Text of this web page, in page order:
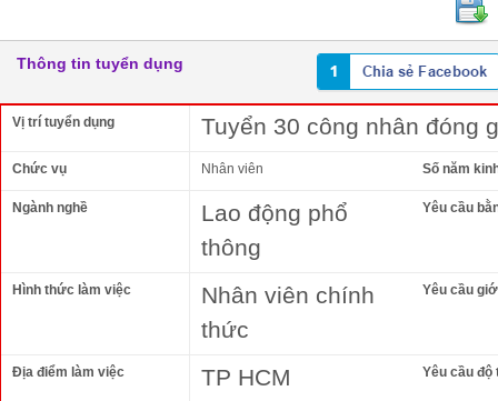
Thông tin tuyển dụng
Vị trí tuyển dụng Tuyển 30 công nhân đóng
Chức vụ Nhân viên Số năm
Ngành nghề
Lao động phổ
thông
Yêu cầu
Hình thức làm việc
Nhân viên chính
thức
Yêu cầu
Địa điểm làm việc TP HCM Yêu cầu độ